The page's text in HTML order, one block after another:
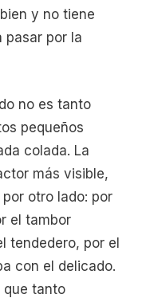
y no tiene
pasar por la
no es tanto
pequeños
colada. La
más visible,
otro lado: por
el tambor
tendedero, por el
con el delicado.
que tanto